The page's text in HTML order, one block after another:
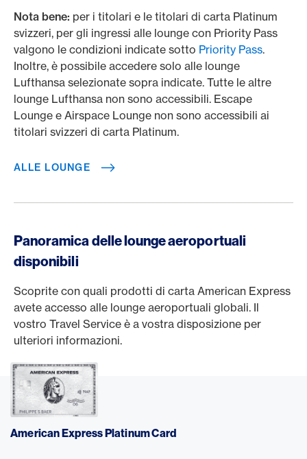
Nota bene: per i titolari e le titolari di carta Platinum
svizzeri, per gli ingressi alle lounge con Priority Pass
valgono le condizioni indicate sotto Priority Pass.
Inoltre, è possibile accedere solo alle lounge
Lufthansa selezionate sopra indicate. Tutte le altre
lounge Lufthansa non sono accessibili. Escape
Lounge e Airspace Lounge non sono accessibili ai
titolari svizzeri di carta Platinum.
ALLE LOUNGE
Panoramica delle lounge aeroportuali
disponibili
Scoprite con quali prodotti di carta American Express
avete accesso alle lounge aeroportuali globali. Il
vostro Travel Service è a vostra disposizione per
ulteriori informazioni.
American Express Platinum Card